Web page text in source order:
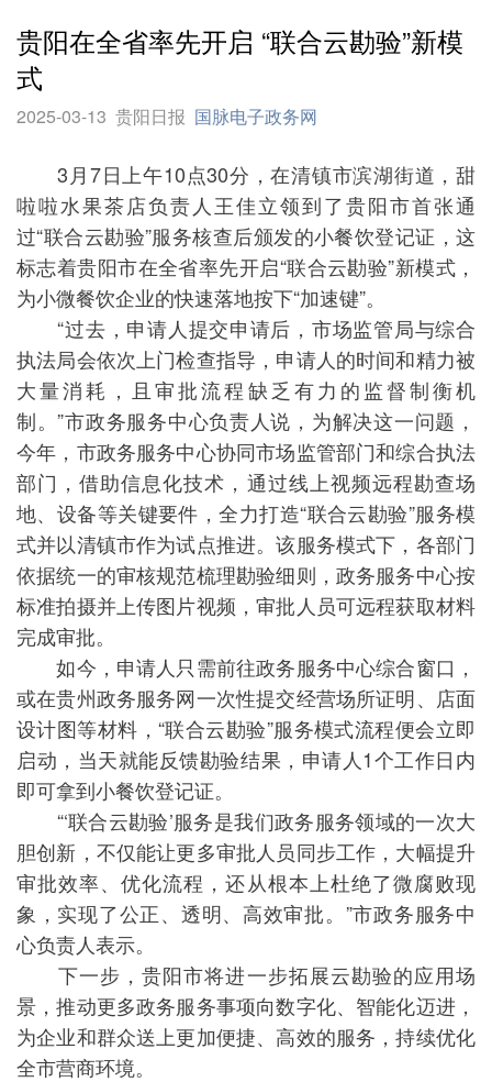
贵阳在全省率先开启 “联合云勘验”新模
式
2025-03-13 贵阳日报 国脉电子政务网
3月7日上午10点30分，在清镇市滨湖街道，甜
啦啦水果茶店负责人王佳立领到了贵阳市首张通
过“联合云勘验”服务核查后颁发的小餐饮登记证，这
标志着贵阳市在全省率先开启“联合云勘验”新模式，
为小微餐饮企业的快速落地按下“加速键”。
“过去，申请人提交申请后，市场监管局与综合
执法局会依次上门检查指导，申请人的时间和精力被
大量消耗，且审批流程缺乏有力的监督制衡机
制。”市政务服务中心负责人说，为解决这一问题，
今年，市政务服务中心协同市场监管部门和综合执法
部门，借助信息化技术，通过线上视频远程勘查场
地、设备等关键要件，全力打造“联合云勘验”服务模
式并以清镇市作为试点推进。该服务模式下，各部门
依据统一的审核规范梳理勘验细则，政务服务中心按
标准拍摄并上传图片视频，审批人员可远程获取材料
完成审批。
如今，申请人只需前往政务服务中心综合窗口，
或在贵州政务服务网一次性提交经营场所证明、店面
设计图等材料，“联合云勘验”服务模式流程便会立即
启动，当天就能反馈勘验结果，申请人1个工作日内
即可拿到小餐饮登记证。
“‘联合云勘验’服务是我们政务服务领域的一次大
胆创新，不仅能让更多审批人员同步工作，大幅提升
审批效率、优化流程，还从根本上杜绝了微腐败现
象，实现了公正、透明、高效审批。”市政务服务中
心负责人表示。
下一步，贵阳市将进一步拓展云勘验的应用场
景，推动更多政务服务事项向数字化、智能化迈进，
为企业和群众送上更加便捷、高效的服务，持续优化
全市营商环境。